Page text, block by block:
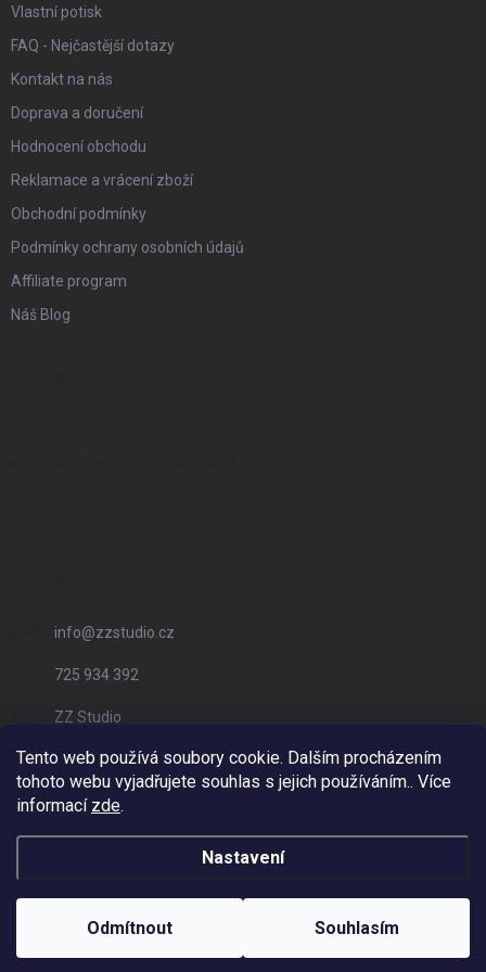
Tento web používá soubory cookie. Dalším procházením
tohoto webu vyjadřujete souhlas s jejich používáním.. Více
informací zde.
Nastavení
Odmítnout Souhlasím
Vlastní potisk
FAQ - Nejčastější dotazy
Kontakt na nás
Doprava a doručení
Hodnocení obchodu
Reklamace a vrácení zboží
Obchodní podmínky
Podmínky ochrany osobních údajů
Affiliate program
Náš Blog
info@zzstudio.cz
725 934 392
ZZ Studio
zzstudio_cz
Vytvořil Shoptet
ZZ Eshop - Svět potisku. Všechna práva vyhrazena.
Odstoupit od smlouvy